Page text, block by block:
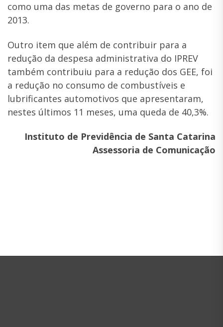
como uma das metas de governo para o ano de
2013.
Outro item que além de contribuir para a
redução da despesa administrativa do IPREV
também contribuiu para a redução dos GEE, foi
a redução no consumo de combustíveis e
lubrificantes automotivos que apresentaram,
nestes últimos 11 meses, uma queda de 40,3%.
Instituto de Previdência de Santa Catarina
Assessoria de Comunicação